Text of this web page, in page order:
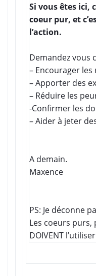
Si vous êtes ici,
coeur pur, et
l’action.
Demandez vous
– Encourager les
– Apporter des
– Réduire les
-Confirmer les
– Aider à jeter
A demain.
Maxence
PS: Je déconne
Les coeurs purs,
DOIVENT